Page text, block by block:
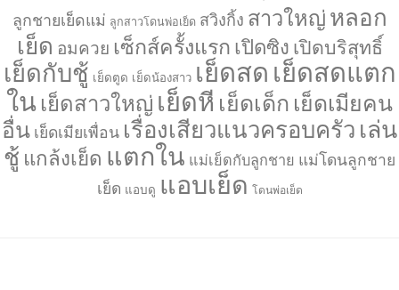
ลูกชายเย็ดแม่ ลูกสาวโดนพ่อเย็ด สวิงกิ้ง สาวใหญ่ หลอก
เย็ด อมควย เซ็กส์ครั้งแรก เปิดซิง เปิดบริสุทธิ์
เย็ดกับชู้ เย็ดตูด เย็ดน้องสาว เย็ดสด เย็ดสดแตก
ใน เย็ดสาวใหญ่ เย็ดหี เย็ดเด็ก เย็ดเมียคน
อื่น เย็ดเมียเพื่อน เรื่องเสียวแนวครอบครัว เล่น
ชู้ แกล้งเย็ด แตกใน แม่เย็ดกับลูกชาย แม่โดนลูกชาย
เย็ด แอบดู แอบเย็ด โดนพ่อเย็ด